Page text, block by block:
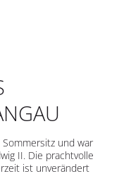
und war
II. Die prachtvolle
ist unverändert